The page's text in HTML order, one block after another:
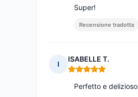
Super!
Recensione tradotta
I
ISABELLE T.
Nota: 5 su 5
Perfetto e delizioso